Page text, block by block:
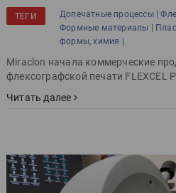
ТЕГИ Допечатные процессы |
Формные материалы |
формы, химия |
Miraclon начала коммерческие
флексографской печати FLEXCEL
Читать далее